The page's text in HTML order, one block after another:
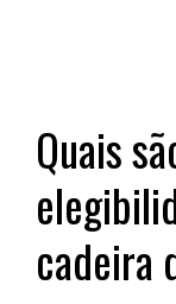
Quais
cadeira